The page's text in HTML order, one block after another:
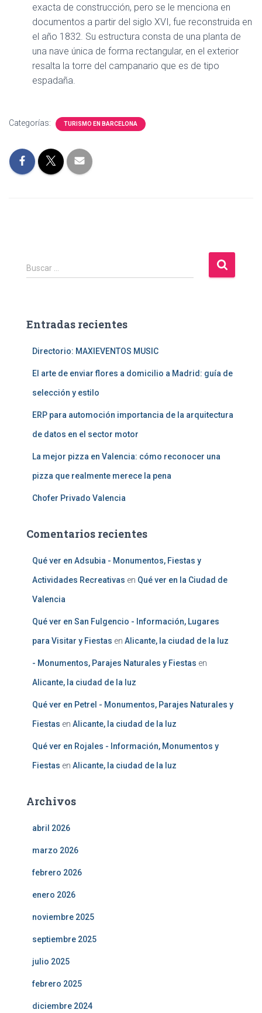
exacta de construcción, pero se le menciona en
documentos a partir del siglo XVI, fue reconstruida en
el año 1832. Su estructura consta de una planta de
una nave única de forma rectangular, en el exterior
resalta la torre del campanario que es de tipo
espadaña.
Categorías: TURISMO EN BARCELONA
B
u
r
Buscar …
Entradas recientes
Directorio: MAXIEVENTOS MUSIC
El arte de enviar flores a domicilio a Madrid: guía de
selección y estilo
ERP para automoción importancia de la arquitectura
de datos en el sector motor
La mejor pizza en Valencia: cómo reconocer una
pizza que realmente merece la pena
Chofer Privado Valencia
Comentarios recientes
Qué ver en Adsubia - Monumentos, Fiestas y
Actividades Recreativas en Qué ver en la Ciudad de
Valencia
Qué ver en San Fulgencio - Información, Lugares
para Visitar y Fiestas en Alicante, la ciudad de la luz
- Monumentos, Parajes Naturales y Fiestas en
Alicante, la ciudad de la luz
Qué ver en Petrel - Monumentos, Parajes Naturales y
Fiestas en Alicante, la ciudad de la luz
Qué ver en Rojales - Información, Monumentos y
Fiestas en Alicante, la ciudad de la luz
Archivos
abril 2026
marzo 2026
febrero 2026
enero 2026
noviembre 2025
septiembre 2025
julio 2025
febrero 2025
diciembre 2024